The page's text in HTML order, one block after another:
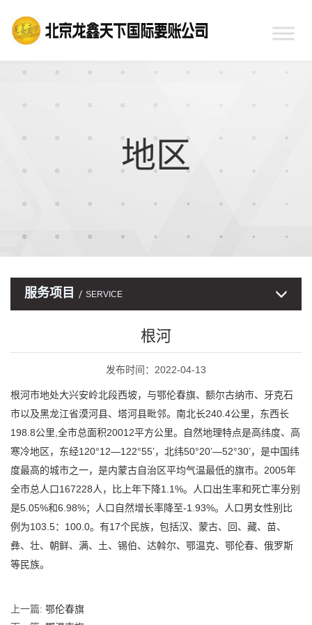
地区
服务项目 SERVICE
根河
发布时间：2022-04-13
根河市地处大兴安岭北段西坡，与鄂伦春旗、额尔古纳市、牙克石
市以及黑龙江省漠河县、塔河县毗邻。南北长240.4公里，东西长
198.8公里,全市总面积20012平方公里。自然地理特点是高纬度、高
寒冷地区，东经120°12—122°55’，北纬50°20’—52°30’，是中国纬
度最高的城市之一，是内蒙古自治区平均气温最低的旗市。2005年
全市总人口167228人，比上年下降1.1%。人口出生率和死亡率分别
是5.05%和6.98%；人口自然增长率降至-1.93%。人口男女性别比
例为103.5：100.0。有17个民族，包括汉、蒙古、回、藏、苗、
彝、壮、朝鲜、满、土、锡伯、达斡尔、鄂温克、鄂伦春、俄罗斯
等民族。
上一篇: 鄂伦春旗